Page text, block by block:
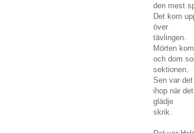
den mest
Det kom
över
tävlingen.
Mörten
och dom
sektionen.
Sen var
ihop när
glädje
skrik.